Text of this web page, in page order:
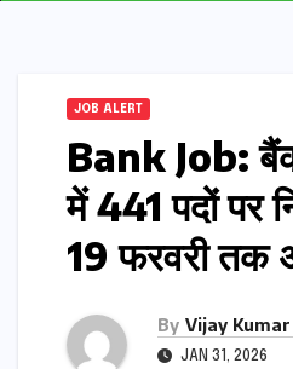
JOB ALERT
Bank Job:
में 441 पदों पर
19 फरवरी तक
By Vijay Kumar
JAN 31, 2026